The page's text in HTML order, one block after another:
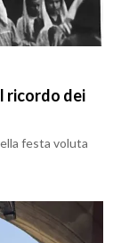
ricordo dei
festa voluta